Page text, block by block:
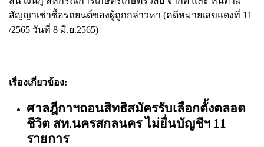
สัญญาเช่าซื้อรถยนต์ของผู้ถูกกล่าวหา (คดีหมายเลขแดงที่ 11
/2565 วันที่ 8 มิ.ย.2565)
เรื่องเกี่ยวข้อง:
ศาลฎีกาฯถอนสิทธิสมัครรับเลือกตั้งตลอด
ชีวิต สท.นครสกลนคร ไม่ยื่นบัญชีฯ 11
รายการ